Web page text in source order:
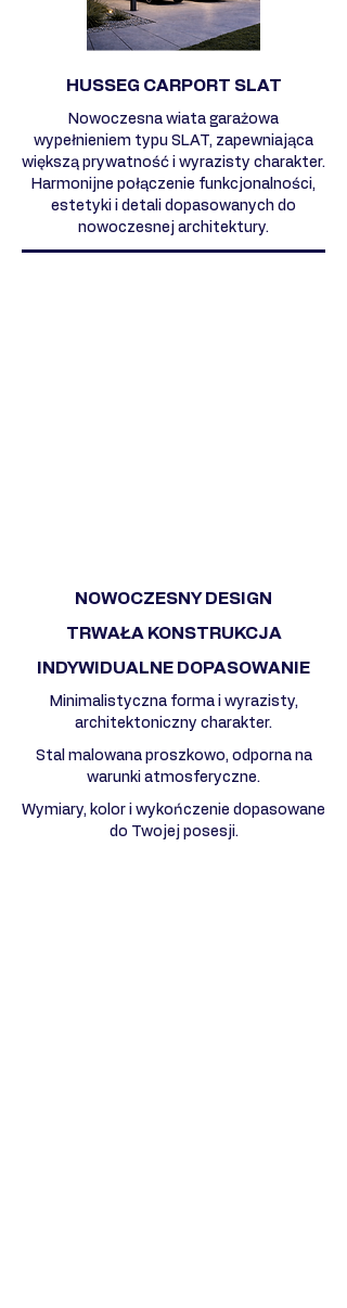
HUSSEG CARPORT SLAT
Nowoczesna wiata garażowa
wypełnieniem typu SLAT, zapewniająca
większą prywatność i wyrazisty charakter.
Harmonijne połączenie funkcjonalności,
estetyki i detali dopasowanych do
nowoczesnej architektury.
NOWOCZESNY DESIGN
TRWAŁA KONSTRUKCJA
INDYWIDUALNE DOPASOWANIE
Minimalistyczna forma i wyrazisty,
architektoniczny charakter.
Stal malowana proszkowo, odporna na
warunki atmosferyczne.
Wymiary, kolor i wykończenie dopasowane
do Twojej posesji.